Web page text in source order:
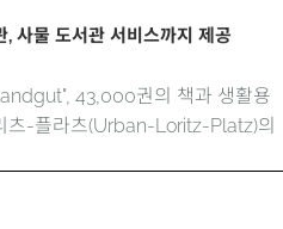
사물 도서관 서비스까지 제공
43,000권의 책과 생활용
츠-플라츠(Urban-Loritz-Platz)의